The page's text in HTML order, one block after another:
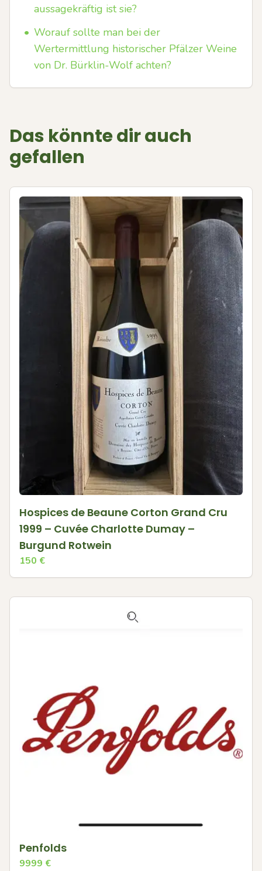
aussagekräftig ist sie?
• Worauf sollte man bei der
Wertermittlung historischer Pfälzer Weine
von Dr. Bürklin-Wolf achten?
Das könnte dir auch
gefallen
Hospices de Beaune Corton Grand Cru
1999 – Cuvée Charlotte Dumay –
Burgund Rotwein
150 €
Penfolds
9999 €